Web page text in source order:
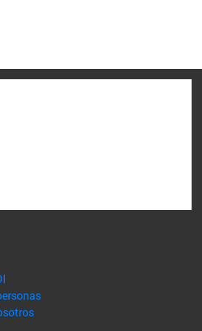
nueva ventana)
(abre en nueva ventana)
(abre en nueva ventana)